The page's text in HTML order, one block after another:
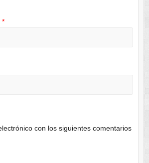
*
con los siguientes comentarios